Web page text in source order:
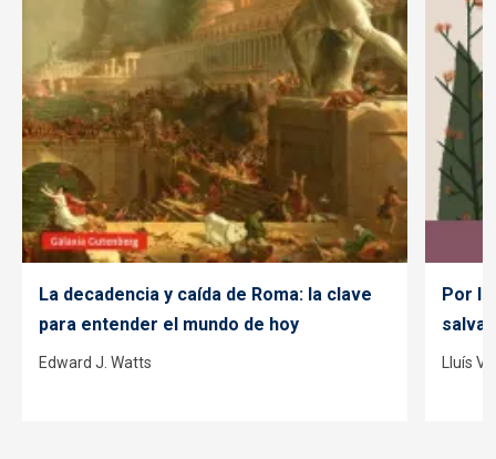
La decadencia y caída de Roma: la clave
para entender el mundo de hoy
Edward J. Watts
Por
Lluís